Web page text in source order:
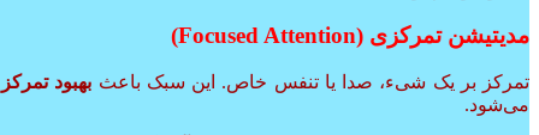
مدیتیشن تمرکزی (Focused Attention)
تمرکز بر یک شیء، صدا یا تنفس خاص. این سبک باعث بهبود
می‌شود.